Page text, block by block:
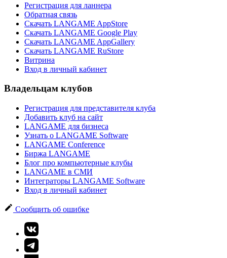
Регистрация для ланнера
Обратная связь
Скачать LANGAME AppStore
Скачать LANGAME Google Play
Скачать LANGAME AppGallery
Скачать LANGAME RuStore
Витрина
Вход в личный кабинет
Владельцам клубов
Регистрация для представителя клуба
Добавить клуб на сайт
LANGAME для бизнеса
Узнать о LANGAME Software
LANGAME Conference
Биржа LANGAME
Блог про компьютерные клубы
LANGAME в СМИ
Интеграторы LANGAME Software
Вход в личный кабинет
Сообщить об ошибке